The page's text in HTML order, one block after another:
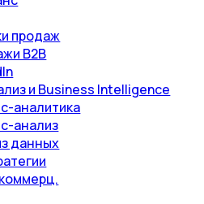
продаж
B2B
и Business Intelligence
аналитика
анализ
данных